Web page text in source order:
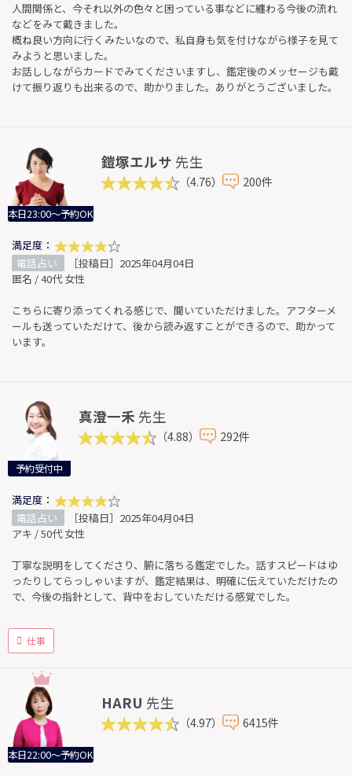
人間関係と、今それ以外の色々と困っている事などに纏わる今後の流れ
などをみて戴きました。
概ね良い方向に行くみたいなので、私自身も気を付けながら様子を見て
みようと思いました。
お話ししながらカードでみてくださいますし、鑑定後のメッセージも戴
けて振り返りも出来るので、助かりました。ありがとうございました。
本日23:00～予約OK
鎧塚エルサ 先生
（4.76） 200件
満足度：
電話占い
［投稿日］2025年04月04日
匿名 / 40代 女性
こちらに寄り添ってくれる感じで、聞いていただけました。アフターメ
ールも送っていただけて、後から読み返すことができるので、助かって
います。
予約受付中
真澄一禾 先生
（4.88） 292件
満足度：
電話占い
［投稿日］2025年04月04日
アキ / 50代 女性
丁寧な説明をしてくださり、腑に落ちる鑑定でした。話すスピードはゆ
ったりしてらっしゃいますが、鑑定結果は、明確に伝えていただけたの
で、今後の指針として、背中をおしていただける感覚でした。
仕事
本日22:00～予約OK
HARU 先生
（4.97） 6415件